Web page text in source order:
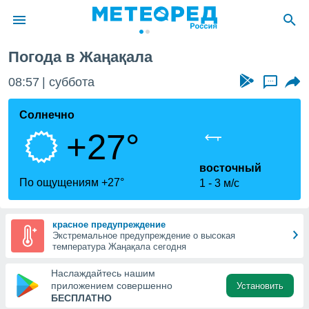
о
Вы можете
к этому
доступ
Погода в Жаңақала
08:57 суббота ...
Солнечно
+27°
По ощущениям +27°
восточный
1
3 м/с
красное предупреждение
Экстремальное предупреждение о высокая
температура Жаңақала сегодня
Наслаждайтесь нашим
приложением совершенно
БЕСПЛАТНО
Установить